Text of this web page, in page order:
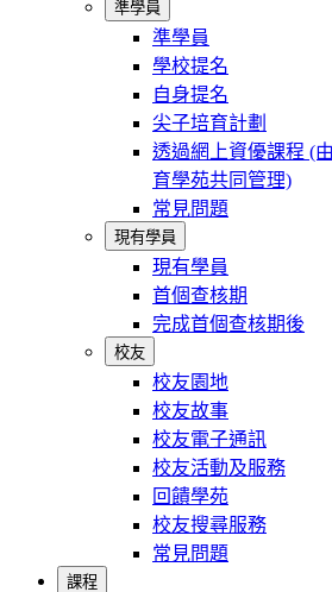
準學員
準學員
學校提名
自身提名
尖子培育計劃
透過網上資優課程 (
育學苑共同管理)
常見問題
現有學員
現有學員
首個查核期
完成首個查核期後
校友
校友園地
校友故事
校友電子通訊
校友活動及服務
回饋學苑
校友搜尋服務
常見問題
課程